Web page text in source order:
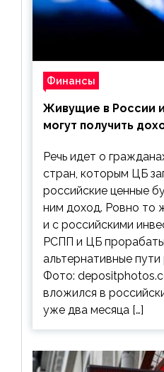
Финансы
Живущие в России
могут получить
Речь идет о
стран, которым ЦБ
российские ценные
ним доход. Ровно то
и с российскими
РСПП и ЦБ
альтернативные
Фото:
вложился в
уже два месяца […]